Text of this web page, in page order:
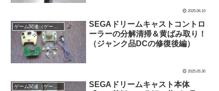
2025.06.10
SEGAドリームキャストコントロ
ーラーの分解清掃＆黄ばみ取り！
（ジャンク品DCの修復後編）
2025.05.30
ゲーム関連（ゲームソフト、ゲーム機の清掃修理など）
SEGAドリームキャスト本体